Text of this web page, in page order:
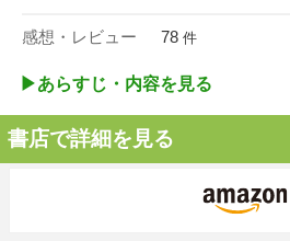
感想・レビュー 78 件
▶︎あらすじ・内容を見る
書店で詳細を見る